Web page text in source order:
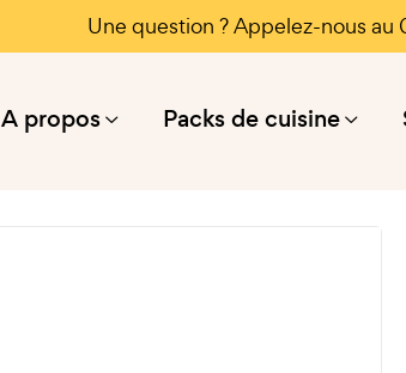
Une question ? Appelez-nous au
A propos Packs de cuisine